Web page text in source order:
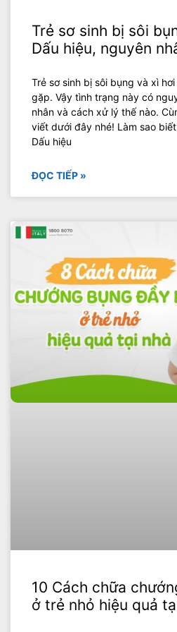
Trẻ sơ sinh bị sôi
Dấu hiệu, nguyên
Trẻ sơ sinh bị sôi bụng và xì
gặp. Vậy tình trạng này có
nhân và cách xử lý thế nào.
viết dưới đây nhé! Làm sao
Dấu hiệu
ĐỌC TIẾP »
10 Cách chữa
ở trẻ nhỏ hiệu quả